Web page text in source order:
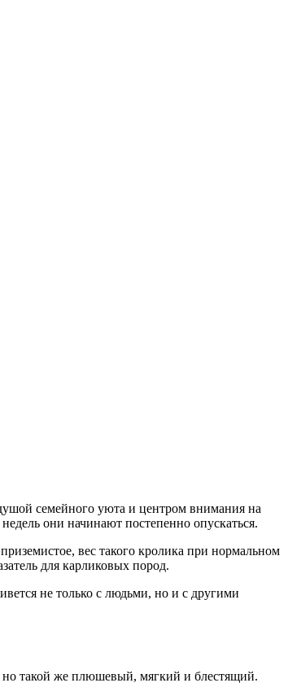
семейного уюта и центром внимания на
они начинают постепенно опускаться.
вес такого кролика при нормальном
для карликовых пород.
не только с людьми, но и с другими
такой же плюшевый, мягкий и блестящий.